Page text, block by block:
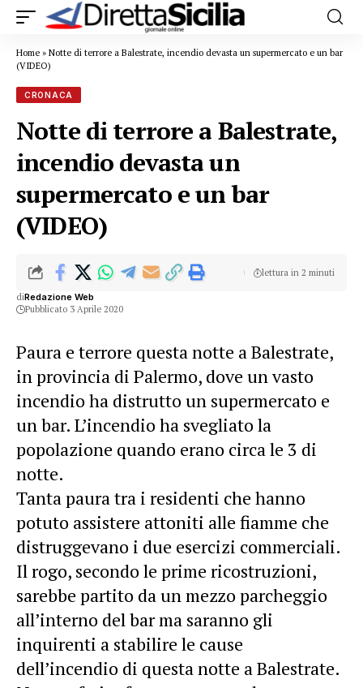
Home » Notte di terrore a Balestrate, incendio devasta un supermercato e un bar
(VIDEO)
CRONACA
Notte di terrore a Balestrate,
incendio devasta un
supermercato e un bar
(VIDEO)
diRedazione Web
Pubblicato 3 Aprile 2020
lettura in 2 minuti
Paura e terrore questa notte a Balestrate,
in provincia di Palermo, dove un vasto
incendio ha distrutto un supermercato e
un bar. L’incendio ha svegliato la
popolazione quando erano circa le 3 di
notte.
Tanta paura tra i residenti che hanno
potuto assistere attoniti alle fiamme che
distruggevano i due esercizi commerciali.
Il rogo, secondo le prime ricostruzioni,
sarebbe partito da un mezzo parcheggio
all’interno del bar ma saranno gli
inquirenti a stabilire le cause
dell’incendio di questa notte a Balestrate.